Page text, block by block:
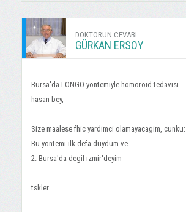
DOKTORUN CEVABI
GÜRKAN ERSOY
Bursa'da LONGO yöntemiyle homoroid tedavisi
hasan bey,
Size maalese fhic yardimci olamayacagim, cunku:
Bu yontemi ilk defa duydum ve
2. Bursa'da degil ızmir'deyim
tskler